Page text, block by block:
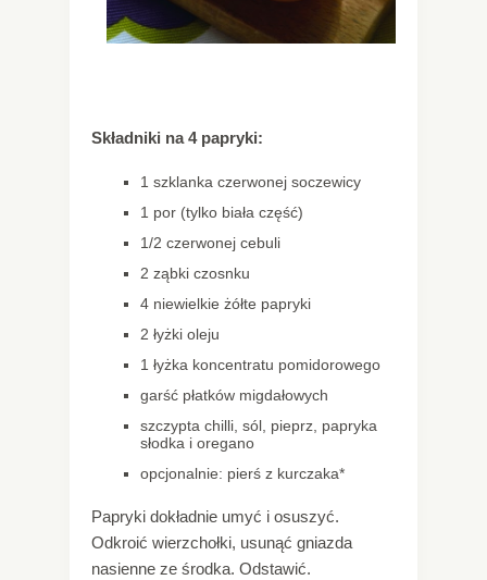
Składniki na 4 papryki:
1 szklanka czerwonej soczewicy
1 por (tylko biała część)
1/2 czerwonej cebuli
2 ząbki czosnku
4 niewielkie żółte papryki
2 łyżki oleju
1 łyżka koncentratu pomidorowego
garść płatków migdałowych
szczypta chilli, sól, pieprz, papryka
słodka i oregano
opcjonalnie: pierś z kurczaka*
Papryki dokładnie umyć i osuszyć.
Odkroić wierzchołki, usunąć gniazda
nasienne ze środka. Odstawić.